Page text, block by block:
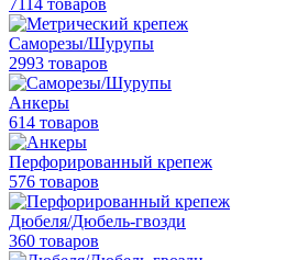
7114 товаров
Саморезы/Шурупы
2993 товаров
Анкеры
614 товаров
Перфорированный крепеж
576 товаров
Дюбеля/Дюбель-гвозди
360 товаров